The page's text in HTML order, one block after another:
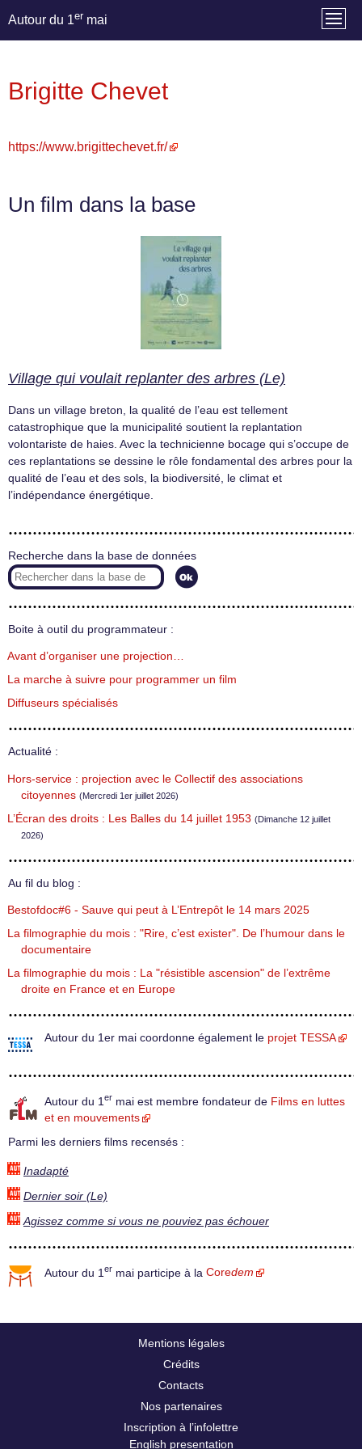
Autour du 1er mai
Brigitte Chevet
https://www.brigittechevet.fr/
Un film dans la base
Village qui voulait replanter des arbres (Le)
Dans un village breton, la qualité de l’eau est tellement
catastrophique que la municipalité soutient la replantation
volontariste de haies. Avec la technicienne bocage qui s’occupe de
ces replantations se dessine le rôle fondamental des arbres pour la
qualité de l’eau et des sols, la biodiversité, le climat et
l’indépendance énergétique.
Recherche dans la base de données
Boite à outil du programmateur :
Avant d’organiser une projection…
La marche à suivre pour programmer un film
Diffuseurs spécialisés
Actualité :
Hors-service : projection avec le Collectif des associations
citoyennes (Mercredi 1er juillet 2026)
L’Écran des droits : Les Balles du 14 juillet 1953 (Dimanche 12 juillet
2026)
Au fil du blog :
Bestofdoc#6 - Sauve qui peut à L’Entrepôt le 14 mars 2025
La filmographie du mois : "Rire, c’est exister". De l’humour dans le
documentaire
La filmographie du mois : La "résistible ascension" de l’extrême
droite en France et en Europe
Autour du 1er mai coordonne également le projet TESSA
Autour du 1 er mai est membre fondateur de Films en luttes
et en mouvements
Parmi les derniers films recensés :
Inadapté
Dernier soir (Le)
Agissez comme si vous ne pouviez pas échouer
Autour du 1 er mai participe à la Coredem
Mentions légales
Crédits
Contacts
Nos partenaires
Inscription à l’infolettre
English presentation